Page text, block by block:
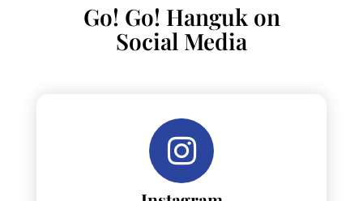
Go! Go! Hanguk on
Social Media